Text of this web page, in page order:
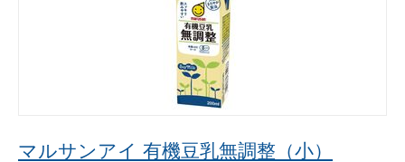
マルサンアイ 有機豆乳無調整（小）